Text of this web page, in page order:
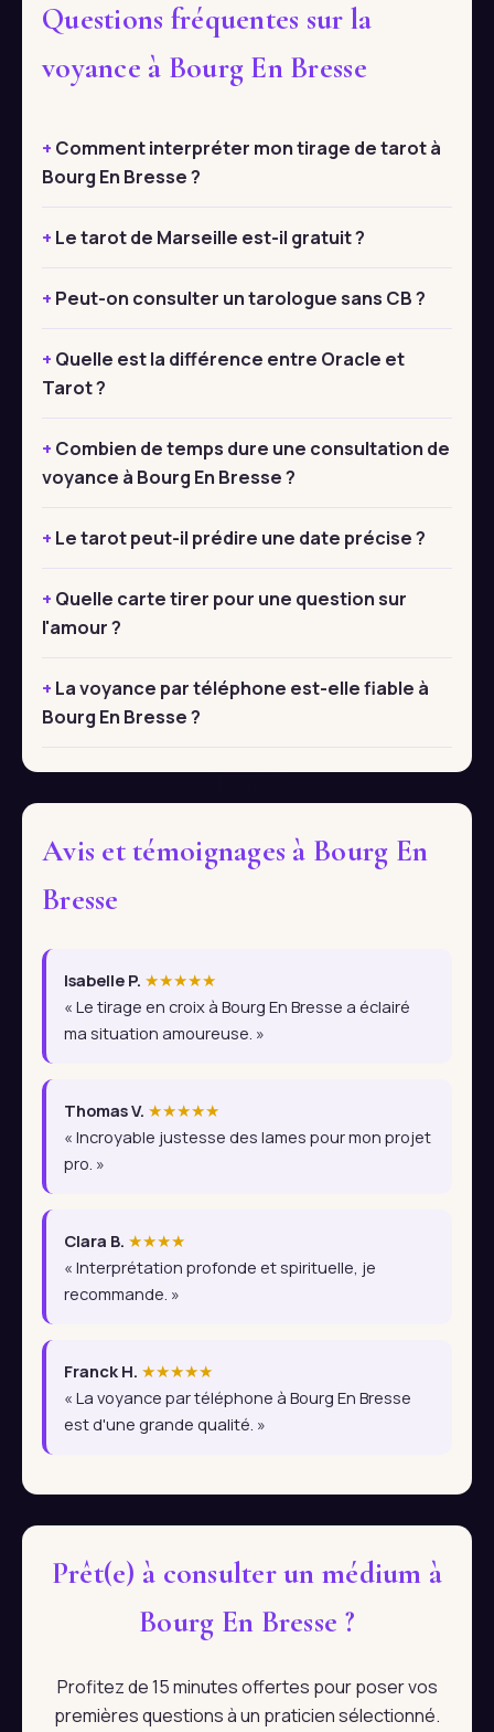
Questions fréquentes sur la
voyance à Bourg En Bresse
Comment interpréter mon tirage de tarot à
Bourg En Bresse ?
Le tarot de Marseille est-il gratuit ?
Peut-on consulter un tarologue sans CB ?
Quelle est la différence entre Oracle et
Tarot ?
Combien de temps dure une consultation de
voyance à Bourg En Bresse ?
Le tarot peut-il prédire une date précise ?
Quelle carte tirer pour une question sur
l'amour ?
La voyance par téléphone est-elle fiable à
Bourg En Bresse ?
Avis et témoignages à Bourg En
Bresse
Isabelle P. ★★★★★
« Le tirage en croix à Bourg En Bresse a éclairé
ma situation amoureuse. »
Thomas V. ★★★★★
« Incroyable justesse des lames pour mon projet
pro. »
Clara B. ★★★★
« Interprétation profonde et spirituelle, je
recommande. »
Franck H. ★★★★★
« La voyance par téléphone à Bourg En Bresse
est d'une grande qualité. »
Prêt(e) à consulter un médium à
Bourg En Bresse ?
Profitez de 15 minutes offertes pour poser vos
premières questions à un praticien sélectionné.